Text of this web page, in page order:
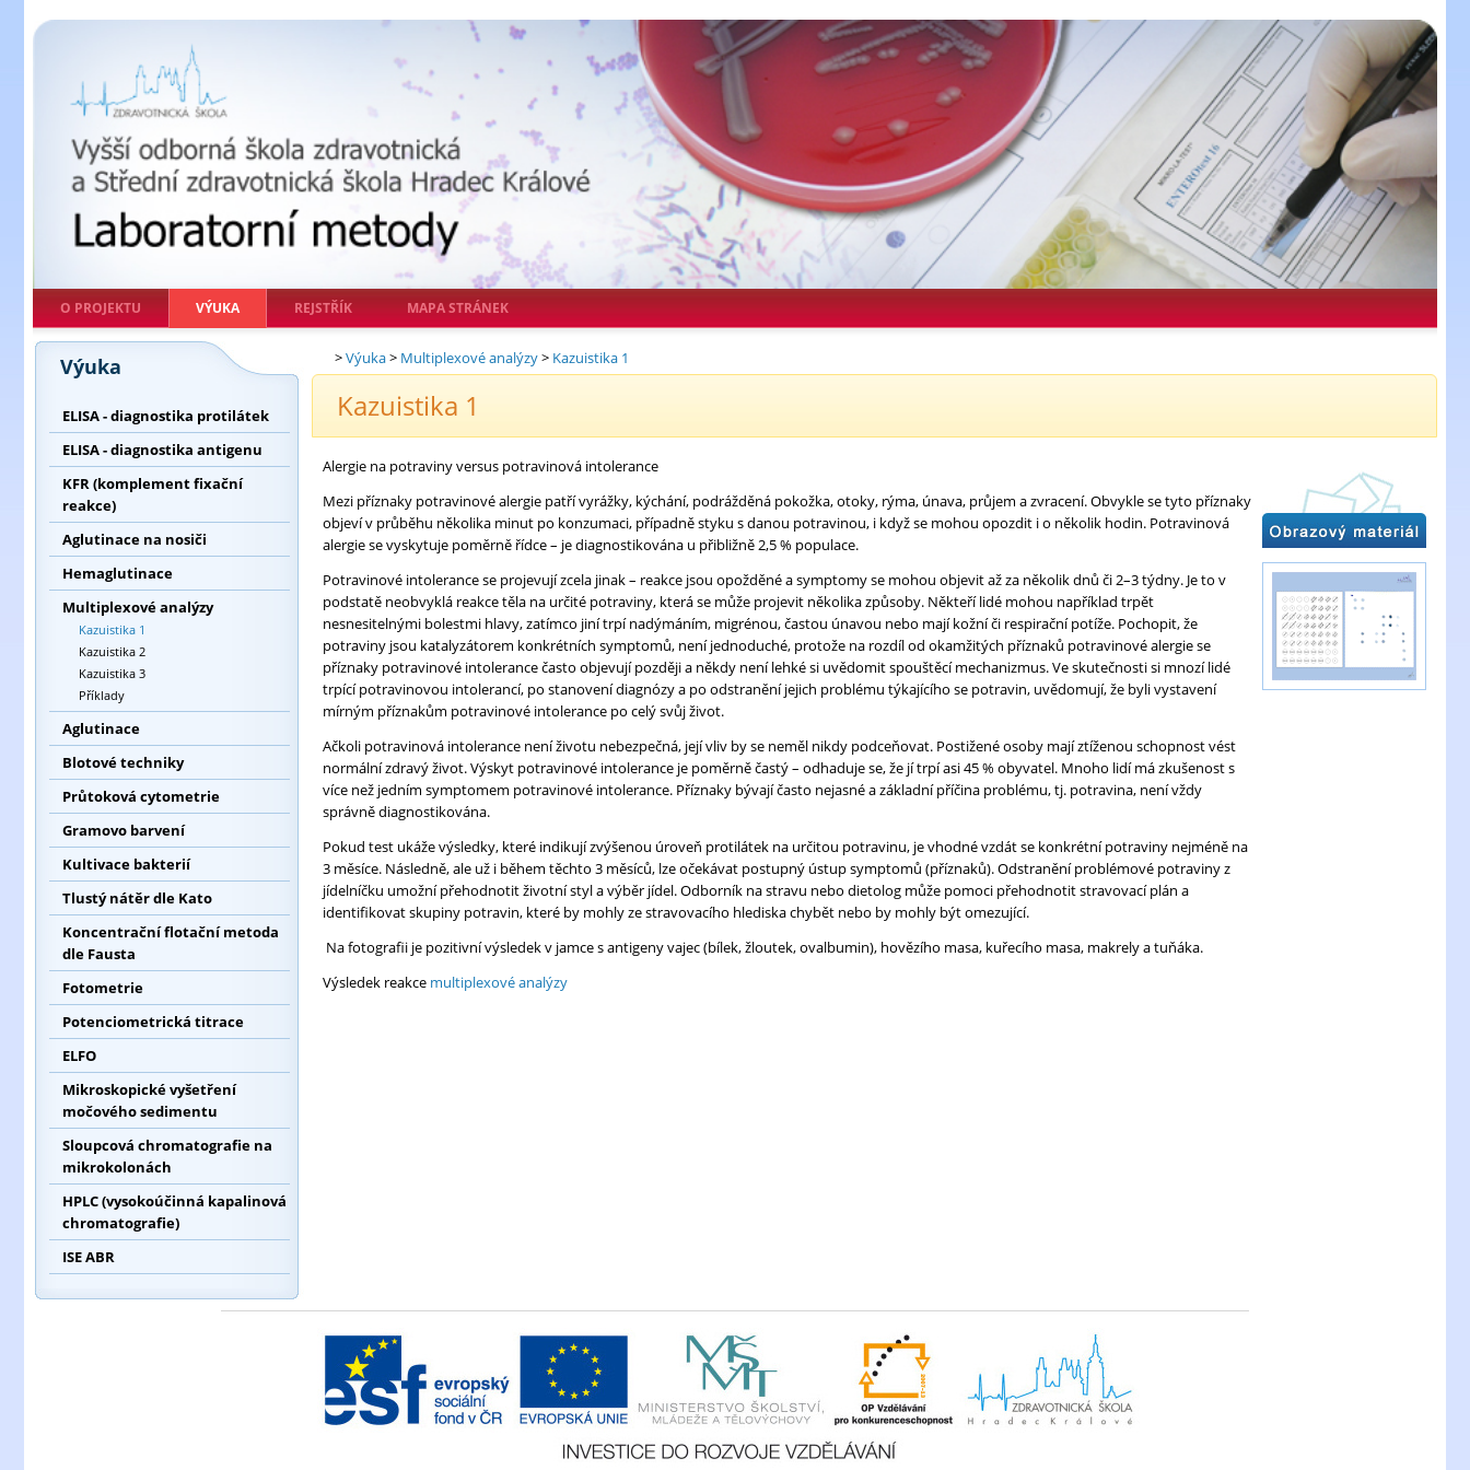
O PROJEKTU VÝUKA REJSTŘÍK MAPA STRÁNEK
Výuka
ELISA - diagnostika protilátek
ELISA - diagnostika antigenu
KFR (komplement fixační
reakce)
Aglutinace na nosiči
Hemaglutinace
Multiplexové analýzy
Kazuistika 1
Kazuistika 2
Kazuistika 3
Příklady
Aglutinace
Blotové techniky
Průtoková cytometrie
Gramovo barvení
Kultivace bakterií
Tlustý nátěr dle Kato
Koncentrační flotační metoda
dle Fausta
Fotometrie
Potenciometrická titrace
ELFO
Mikroskopické vyšetření
močového sedimentu
Sloupcová chromatografie na
mikrokolonách
HPLC (vysokoúčinná kapalinová
chromatografie)
ISE ABR
>Výuka> Multiplexové analýzy> Kazuistika 1
Kazuistika 1
Alergie na potraviny versus potravinová intolerance
Mezi příznaky potravinové alergie patří vyrážky, kýchání, podrážděná pokožka, otoky, rýma, únava, průjem a zvracení. Obvykle se tyto příznaky
objeví v průběhu několika minut po konzumaci, případně styku s danou potravinou, i když se mohou opozdit i o několik hodin. Potravinová
alergie se vyskytuje poměrně řídce – je diagnostikována u přibližně 2,5 % populace.
Potravinové intolerance se projevují zcela jinak – reakce jsou opožděné a symptomy se mohou objevit až za několik dnů či 2–3 týdny. Je to v
podstatě neobvyklá reakce těla na určité potraviny, která se může projevit několika způsoby. Někteří lidé mohou například trpět
nesnesitelnými bolestmi hlavy, zatímco jiní trpí nadýmáním, migrénou, častou únavou nebo mají kožní či respirační potíže. Pochopit, že
potraviny jsou katalyzátorem konkrétních symptomů, není jednoduché, protože na rozdíl od okamžitých příznaků potravinové alergie se
příznaky potravinové intolerance často objevují později a někdy není lehké si uvědomit spouštěcí mechanizmus. Ve skutečnosti si mnozí lidé
trpící potravinovou intolerancí, po stanovení diagnózy a po odstranění jejich problému týkajícího se potravin, uvědomují, že byli vystavení
mírným příznakům potravinové intolerance po celý svůj život.
Ačkoli potravinová intolerance není životu nebezpečná, její vliv by se neměl nikdy podceňovat. Postižené osoby mají ztíženou schopnost vést
normální zdravý život. Výskyt potravinové intolerance je poměrně častý – odhaduje se, že jí trpí asi 45 % obyvatel. Mnoho lidí má zkušenost s
více než jedním symptomem potravinové intolerance. Příznaky bývají často nejasné a základní příčina problému, tj. potravina, není vždy
správně diagnostikována.
Pokud test ukáže výsledky, které indikují zvýšenou úroveň protilátek na určitou potravinu, je vhodné vzdát se konkrétní potraviny nejméně na
3 měsíce. Následně, ale už i během těchto 3 měsíců, lze očekávat postupný ústup symptomů (příznaků). Odstranění problémové potraviny z
jídelníčku umožní přehodnotit životní styl a výběr jídel. Odborník na stravu nebo dietolog může pomoci přehodnotit stravovací plán a
identifikovat skupiny potravin, které by mohly ze stravovacího hlediska chybět nebo by mohly být omezující.
Na fotografii je pozitivní výsledek v jamce s antigeny vajec (bílek, žloutek, ovalbumin), hovězího masa, kuřecího masa, makrely a tuňáka.
Výsledek reakce multiplexové analýzy